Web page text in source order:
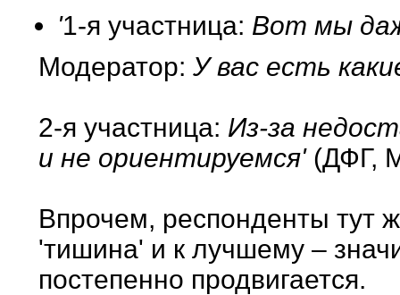
'1-я участница: Вот мы
Модератор: У вас есть
2-я участница: Из-за
и не ориентируемся' (ДФГ,
Впрочем, респонденты тут
'тишина' и к лучшему –
постепенно продвигается.